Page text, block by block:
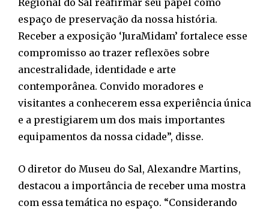
espaço de preservação da nossa história.
Receber a exposição ‘JuraMidam’ fortalece esse
compromisso ao trazer reflexões sobre
ancestralidade, identidade e arte
contemporânea. Convido moradores e
visitantes a conhecerem essa experiência única
e a prestigiarem um dos mais importantes
equipamentos da nossa cidade”, disse.
O diretor do Museu do Sal, Alexandre Martins,
destacou a importância de receber uma mostra
com essa temática no espaço. “Considerando